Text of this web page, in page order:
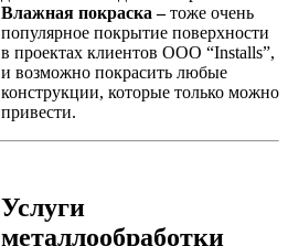
Влажная покраска –тоже очень
популярное покрытие поверхности
в проектах клиентов ООО “Installs”,
и возможно покрасить любые
конструкции, которые только можно
привести.
Услуги
металлообработки